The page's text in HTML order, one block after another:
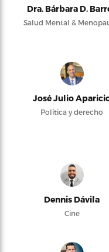
Dra. Bárbara D.
Salud Mental &
José Julio
Política y derecho
Dennis Dávila
Cine